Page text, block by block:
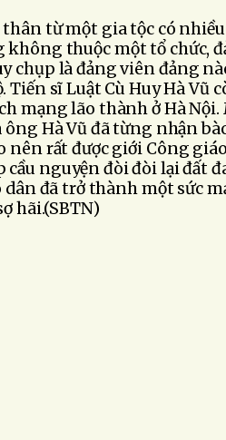
thân từ một gia tộc có
không thuộc một tổ chức,
chụp là đảng viên đảng
sĩ Luật Cù Huy Hà Vũ
mạng lão thành ở Hà Nội.
Hà Vũ đã từng nhận
nên rất được giới Công
cầu nguyện đòi đòi lại đất
dân đã trở thành một sức
hãi.(SBTN)